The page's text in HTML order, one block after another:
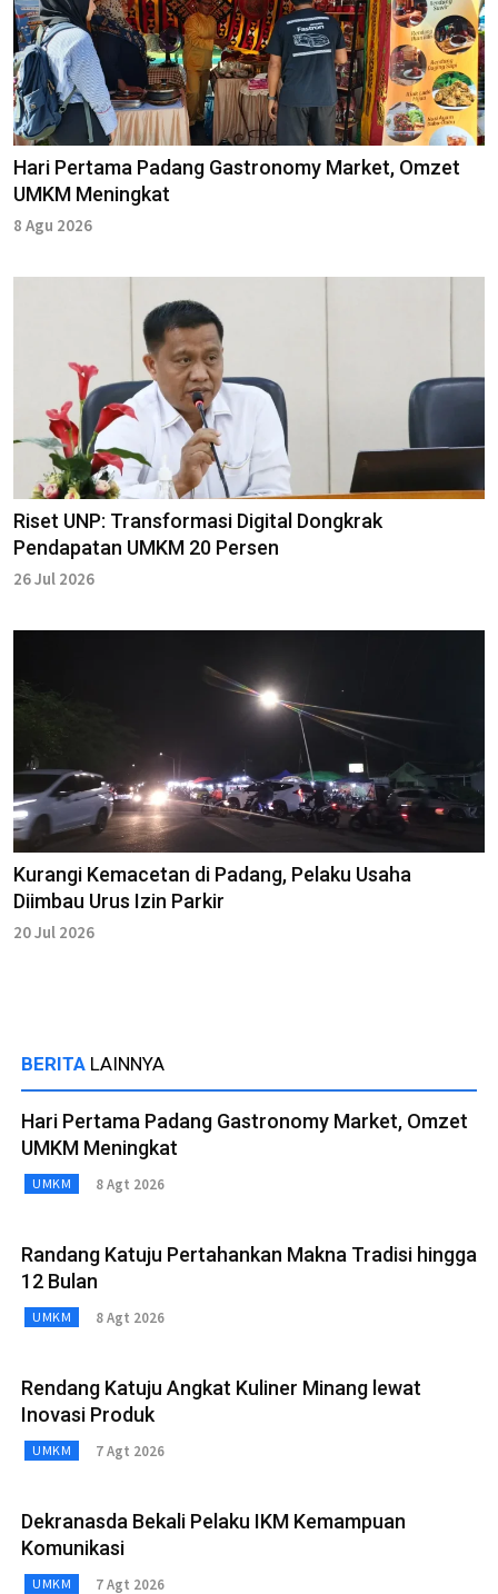
Hari Pertama Padang Gastronomy Market, Omzet
UMKM Meningkat
8 Agu 2026
Riset UNP: Transformasi Digital Dongkrak
Pendapatan UMKM 20 Persen
26 Jul 2026
Kurangi Kemacetan di Padang, Pelaku Usaha
Diimbau Urus Izin Parkir
20 Jul 2026
BERITA LAINNYA
Hari Pertama Padang Gastronomy Market, Omzet
UMKM Meningkat
UMKM 8 Agt 2026
Randang Katuju Pertahankan Makna Tradisi hingga
12 Bulan
UMKM 8 Agt 2026
Rendang Katuju Angkat Kuliner Minang lewat
Inovasi Produk
UMKM 7 Agt 2026
Dekranasda Bekali Pelaku IKM Kemampuan
Komunikasi
UMKM 7 Agt 2026